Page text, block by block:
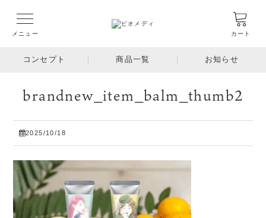
メニュー カート
コンセプト 商品一覧 お知らせ
brandnew_item_balm_thumb2
2025/10/18